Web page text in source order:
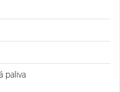
paliva